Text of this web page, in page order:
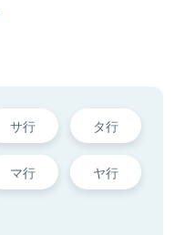
サ行 タ行
マ行 ヤ行